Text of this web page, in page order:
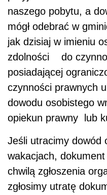
naszego pobytu, a
mógł odebrać w
jak dzisiaj w imieniu
zdolności do
posiadającej
czynności prawnych
dowodu osobistego
opiekun prawny lub
Jeśli utracimy dowód
wakacjach,
chwilą zgłoszenia
zgłosimy utratę